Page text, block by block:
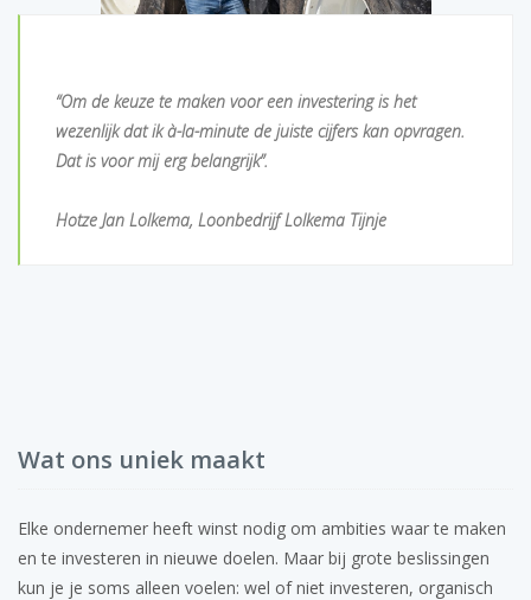
“Om de keuze te maken voor een investering is het
wezenlijk dat ik à-la-minute de juiste cijfers kan opvragen.
Dat is voor mij erg belangrijk”.
Hotze Jan Lolkema, Loonbedrijf Lolkema Tijnje
Wat ons uniek maakt
Elke ondernemer heeft winst nodig om ambities waar te maken
en te investeren in nieuwe doelen. Maar bij grote beslissingen
kun je je soms alleen voelen: wel of niet investeren, organisch